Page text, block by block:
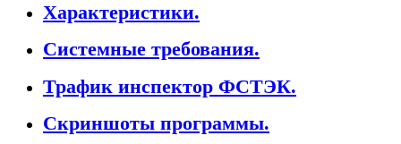
Характеристики.
Системные требования.
Трафик инспектор ФСТЭК.
Скриншоты программы.